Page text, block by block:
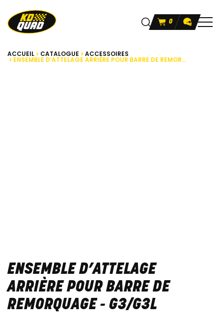
0
ACCUEIL CATALOGUE ACCESSOIRES
ENSEMBLE D’ATTELAGE ARRIÈRE POUR BARRE DE REMOR...
ENSEMBLE D’ATTELAGE
ARRIÈRE POUR BARRE DE
REMORQUAGE - G3/G3L